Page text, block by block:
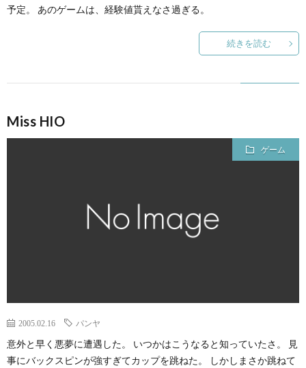
予定。 あのゲームは、経験値貰えなさ過ぎる。
続きを読む
Miss HIO
ゲーム
2005.02.16 パンヤ
意外と早く悪夢に遭遇した。 いつかはこうなると知っていたさ。 見
事にバックスピンが強すぎてカップを跳ねた。 しかしまさか跳ねて